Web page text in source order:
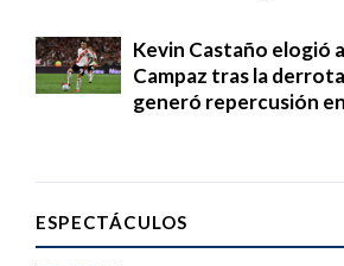
Kevin Castaño elogió
Campaz tras la
generó repercusión
ESPECTÁCULOS